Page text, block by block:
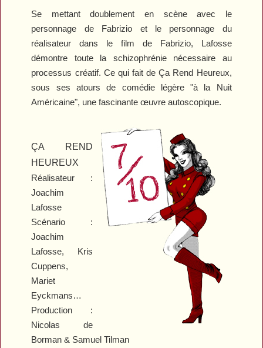
Se mettant doublement en scène avec le
personnage de Fabrizio et le personnage du
réalisateur dans le film de Fabrizio, Lafosse
démontre toute la schizophrénie nécessaire au
processus créatif. Ce qui fait deÇa Rend Heureux,
sous ses atours de comédie légère "à la Nuit
Américaine", une fascinante œuvre autoscopique.
ÇA REND
HEUREUX
Réalisateur :
Joachim
Lafosse
Scénario :
Joachim
Lafosse, Kris
Cuppens,
Mariet
Eyckmans…
Production :
Nicolas de
Borman & Samuel Tilman